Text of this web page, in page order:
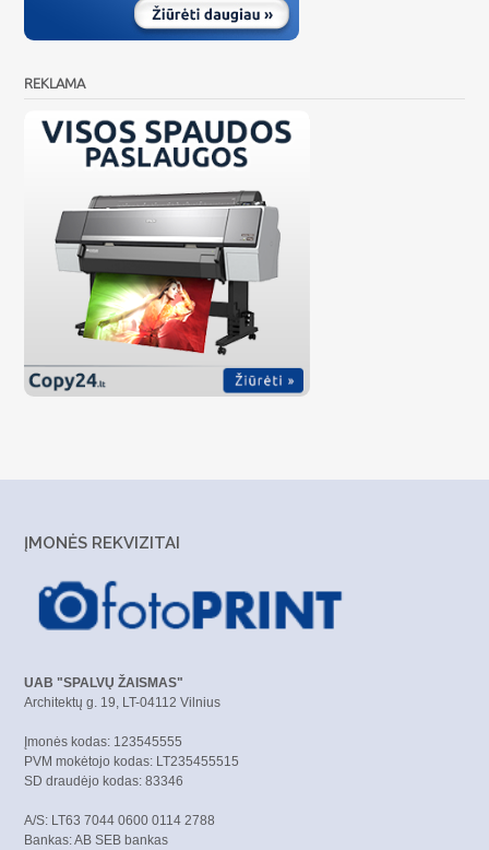
REKLAMA
ĮMONĖS REKVIZITAI
UAB "SPALVŲ ŽAISMAS"
Architektų g. 19, LT-04112 Vilnius
Įmonės kodas: 123545555
PVM mokėtojo kodas: LT235455515
SD draudėjo kodas: 83346
A/S: LT63 7044 0600 0114 2788
Bankas: AB SEB bankas